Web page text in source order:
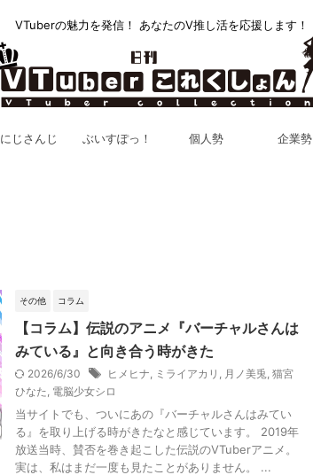
VTuberの魅力を発信！ あなたのV推し活を応援します！
にじさんじ ぶいすぽっ！ 個人勢 企業勢
その他 コラム
【コラム】伝説のアニメ『バーチャルさんは
みている』と向き合う時がきた
2026/6/30 ヒメヒナ, ミライアカリ , 月ノ美兎, 猫宮
ひなた, 電脳少女シロ
当サイトでも、ついにあの『バーチャルさんはみてい
る』を取り上げる時がきたなと感じています。 2019年
放送当時、賛否を巻き起こした伝説のVTuberアニメ。
実は、私はまだ一度も見たことがありません。 ...